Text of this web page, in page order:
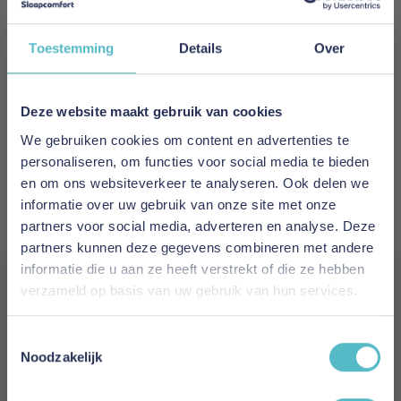
Toestemming Details Over
Deze website maakt gebruik van cookies
We gebruiken cookies om content en advertenties te
personaliseren, om functies voor social media te bieden
en om ons websiteverkeer te analyseren. Ook delen we
informatie over uw gebruik van onze site met onze
partners voor social media, adverteren en analyse. Deze
partners kunnen deze gegevens combineren met andere
informatie die u aan ze heeft verstrekt of die ze hebben
verzameld op basis van uw gebruik van hun services.
Noodzakelijk
Merk
EAN
5700111063059
Prijs
€ 3.094,00
Levertijd
2 tot 4 weken
594 Corduroy Ivory